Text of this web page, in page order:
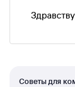
Советы для